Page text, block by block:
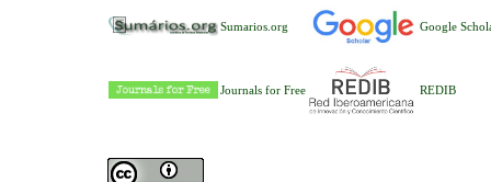
Sumarios.org Google
Journals for Free REDIB